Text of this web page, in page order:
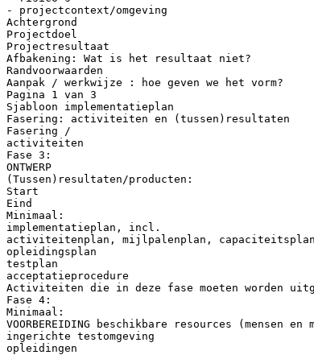
- projectcontext/omgeving
Achtergrond
Projectdoel
Projectresultaat
Afbakening: Wat is het resultaat niet?
Randvoorwaarden
Aanpak / werkwijze : hoe geven we het vorm?
Pagina 1 van 3
Sjabloon implementatieplan
Fasering: activiteiten en (tussen)resultaten
Fasering /
activiteiten
Fase 3:
ONTWERP
(Tussen)resultaten/producten:
Start
Eind
Minimaal:
implementatieplan, incl.
activiteitenplan, mijlpalenplan, capaciteitsplan
opleidingsplan
testplan
acceptatieprocedure
Activiteiten die in deze fase moeten worden
Fase 4:
Minimaal:
VOORBEREIDING beschikbare resources (mensen en
ingerichte testomgeving
opleidingen